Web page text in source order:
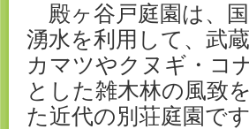
殿ヶ谷戸庭園は、
湧水を利用して、武
カマツやクヌギ・コ
とした雑木林の風致
た近代の別荘庭園です